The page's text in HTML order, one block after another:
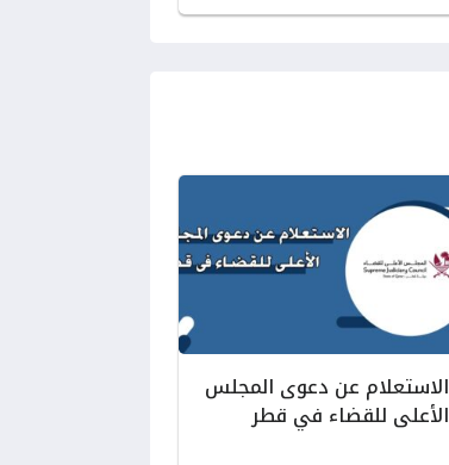
الاستعلام عن دعوى المجلس
الأعلى للقضاء في قطر